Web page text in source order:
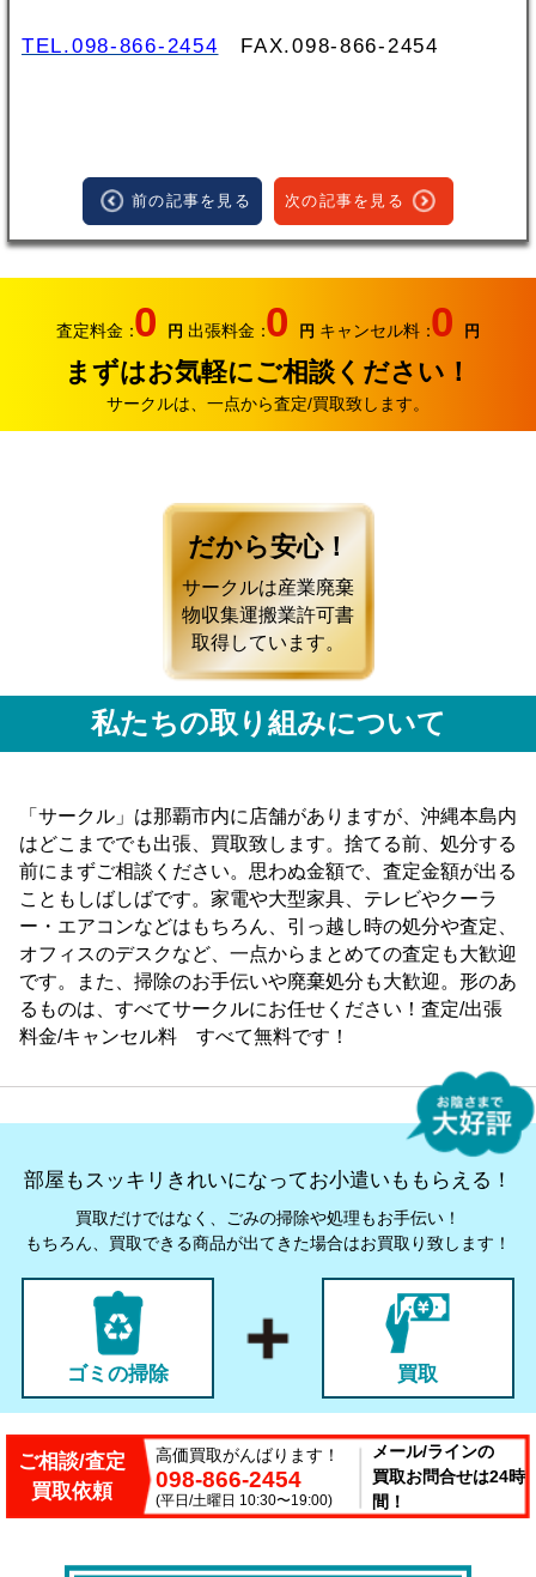
TEL.098-866-2454 FAX.098‐866‐2454
前の記事を見る 次の記事を見る
査定料金：0 円 出張料金：0 円 キャンセル料：0 円
まずはお気軽にご相談ください！
サークルは、一点から査定/買取致します。
だから安心！
サークルは産業廃棄
物収集運搬業許可書
取得しています。
私たちの取り組みについて
「サークル」は那覇市内に店舗がありますが、沖縄本島内
はどこまででも出張、買取致します。捨てる前、処分する
前にまずご相談ください。思わぬ金額で、査定金額が出る
こともしばしばです。家電や大型家具、テレビやクーラ
ー・エアコンなどはもちろん、引っ越し時の処分や査定、
オフィスのデスクなど、一点からまとめての査定も大歓迎
です。また、掃除のお手伝いや廃棄処分も大歓迎。形のあ
るものは、すべてサークルにお任せください！査定/出張
料金/キャンセル料 すべて無料です！
部屋もスッキリきれいになってお小遣いももらえる！
買取だけではなく、ごみの掃除や処理もお手伝い！
もちろん、買取できる商品が出てきた場合はお買取り致します！
ゴミの掃除 買取
ご相談/査定
買取依頼
高価買取がんばります！
098-866-2454
(平日/土曜日 10:30〜19:00)
メール/ラインの
買取お問合せは24時
間！